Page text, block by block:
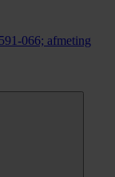
066; afmeting